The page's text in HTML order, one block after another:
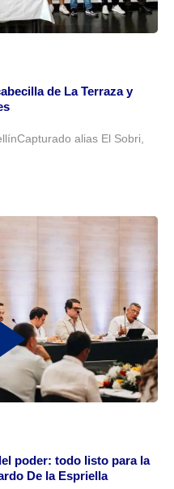
de La Terraza y
alias El Sobri,
poder: todo listo para la
De la Espriella